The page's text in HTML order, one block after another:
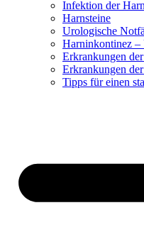
Infektion der
Harnsteine
Urologische
Harninkontinez
Erkrankungen
Erkrankungen
Tipps für einen